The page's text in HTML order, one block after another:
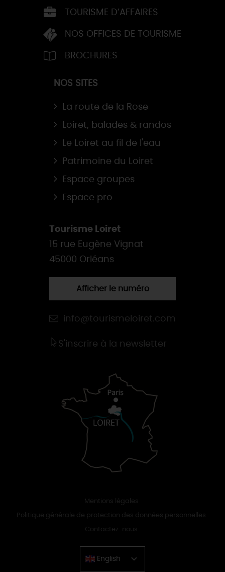
TOURISME D’AFFAIRES
NOS OFFICES DE TOURISME
BROCHURES
NOS SITES
La route de la Rose
Loiret, balades & randos
Le Loiret au fil de l'eau
Patrimoine du Loiret
Espace groupes
Espace pro
Tourisme Loiret
15 rue Eugène Vignat
45000 Orléans
Afficher le numéro
info@tourismeloiret.com
S'inscrire à la newsletter
Mentions légales
Politique générale de protection des données personnelles
Contactez-nous
English